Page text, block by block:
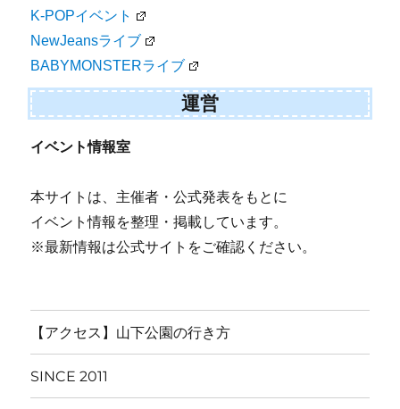
K-POPイベント
NewJeansライブ
BABYMONSTERライブ
運営
イベント情報室
本サイトは、主催者・公式発表をもとに
イベント情報を整理・掲載しています。
※最新情報は公式サイトをご確認ください。
【アクセス】山下公園の行き方
SINCE 2011